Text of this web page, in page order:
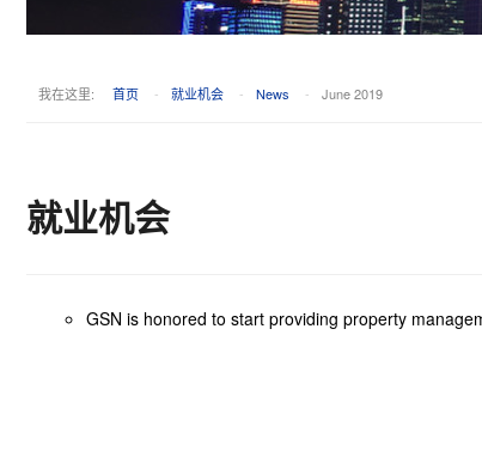
我在这里: 首页 - 就业机会 - News - June 2019
就业机会
GSN is honored to start providing property